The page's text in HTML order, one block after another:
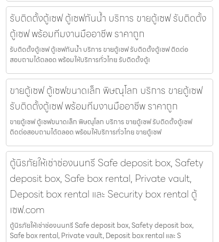
รับติดตั้งตู้เซฟ ตู้เซฟกันน้ำ บริการ ขายตู้เซฟ รับติดตั้ง
ตู้เซฟ พร้อมทีมงานมืออาชีพ ราคาถูก
รับติดตั้งตู้เซฟ ตู้เซฟกันน้ำ บริการ ขายตู้เซฟ รับติดตั้งตู้เซฟ ติดต่อ
สอบถามได้ตลอด พร้อมให้บริการทั่วไทย รับติดตั้งตู้เ
ขายตู้เซฟ ตู้เซฟขนาดเล็ก พิษณุโลก บริการ ขายตู้เซฟ
รับติดตั้งตู้เซฟ พร้อมทีมงานมืออาชีพ ราคาถูก
ขายตู้เซฟ ตู้เซฟขนาดเล็ก พิษณุโลก บริการ ขายตู้เซฟ รับติดตั้งตู้เซฟ
ติดต่อสอบถามได้ตลอด พร้อมให้บริการทั่วไทย ขายตู้เซฟ
ตู้นิรภัยให้เช่าช่องนนทรี Safe deposit box, Safety
deposit box, Safe box rental, Private vault,
Deposit box rental และ Security box rental ตู้
เซฟ.com
ตู้นิรภัยให้เช่าช่องนนทรี Safe deposit box, Safety deposit box,
Safe box rental, Private vault, Deposit box rental และ S